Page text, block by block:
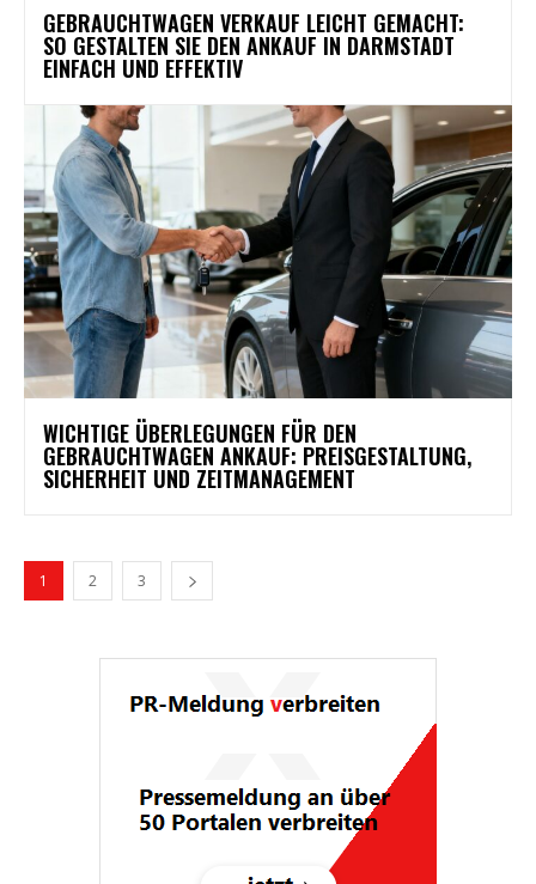
GEBRAUCHTWAGEN VERKAUF LEICHT GEMACHT:
SO GESTALTEN SIE DEN ANKAUF IN DARMSTADT
EINFACH UND EFFEKTIV
WICHTIGE ÜBERLEGUNGEN FÜR DEN
GEBRAUCHTWAGEN ANKAUF: PREISGESTALTUNG,
SICHERHEIT UND ZEITMANAGEMENT
1 2 3